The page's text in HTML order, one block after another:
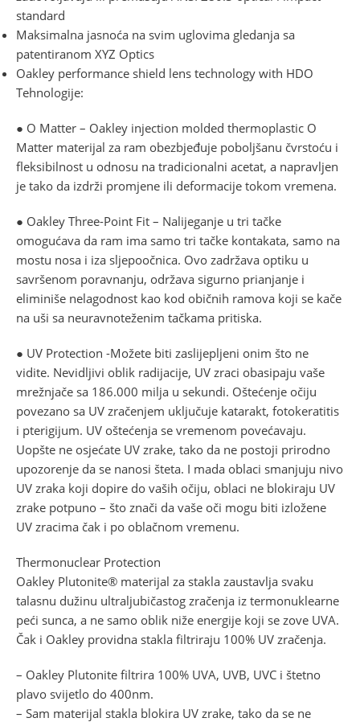
standard
Maksimalna jasnoća na svim uglovima gledanja sa
patentiranom XYZ Optics
Oakley performance shield lens technology with HDO
Tehnologije:
● O Matter – Oakley injection molded thermoplastic O
Matter materijal za ram obezbjeđuje poboljšanu čvrstoću i
fleksibilnost u odnosu na tradicionalni acetat, a napravljen
je tako da izdrži promjene ili deformacije tokom vremena.
● Oakley Three-Point Fit – Nalijeganje u tri tačke
omogućava da ram ima samo tri tačke kontakata, samo na
mostu nosa i iza sljepoočnica. Ovo zadržava optiku u
savršenom poravnanju, održava sigurno prianjanje i
eliminiše nelagodnost kao kod običnih ramova koji se kače
na uši sa neuravnoteženim tačkama pritiska.
● UV Protection -Možete biti zaslijepljeni onim što ne
vidite. Nevidljivi oblik radijacije, UV zraci obasipaju vaše
mrežnjače sa 186.000 milja u sekundi. Oštećenje očiju
povezano sa UV zračenjem uključuje katarakt, fotokeratitis
i pterigijum. UV oštećenja se vremenom povećavaju.
Uopšte ne osjećate UV zrake, tako da ne postoji prirodno
upozorenje da se nanosi šteta. I mada oblaci smanjuju nivo
UV zraka koji dopire do vaših očiju, oblaci ne blokiraju UV
zrake potpuno – što znači da vaše oči mogu biti izložene
UV zracima čak i po oblačnom vremenu.
Thermonuclear Protection
Oakley Plutonite® materijal za stakla zaustavlja svaku
talasnu dužinu ultraljubičastog zračenja iz termonuklearne
peći sunca, a ne samo oblik niže energije koji se zove UVA.
Čak i Oakley providna stakla filtriraju 100% UV zračenja.
– Oakley Plutonite filtrira 100% UVA, UVB, UVC i štetno
plavo svijetlo do 400nm.
– Sam materijal stakla blokira UV zrake, tako da se ne